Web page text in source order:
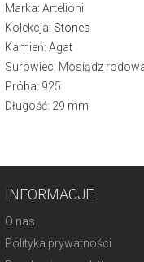
Marka: Artelioni
Kolekcja: Stones
Kamień: Agat
Surowiec: Mosiądz
Próba: 925
Długość: 29 mm
INFORMACJE
O nas
Polityka prywatności